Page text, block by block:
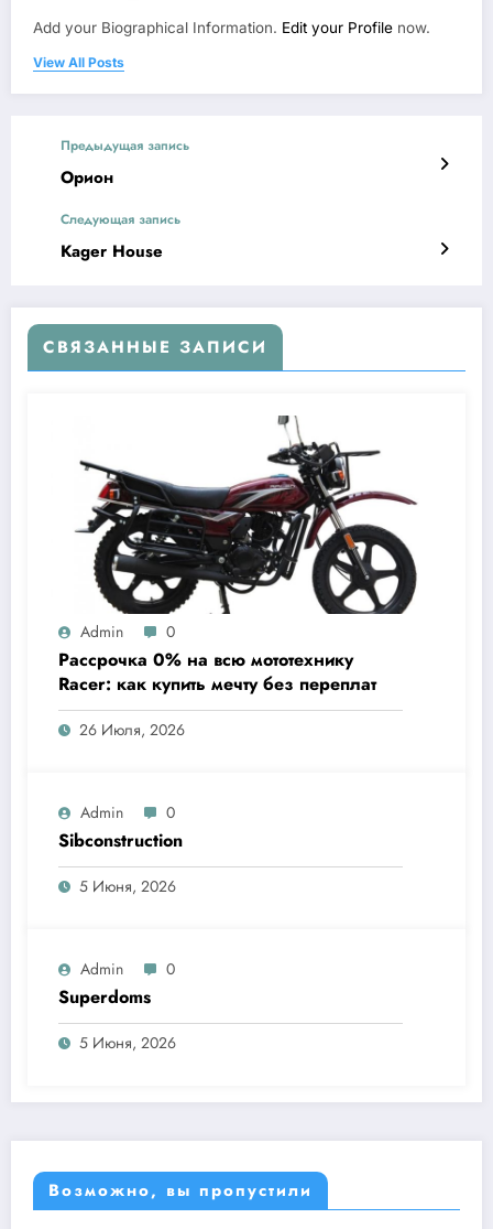
Add your Biographical Information. Edit your Profile now.
View All Posts
Предыдущая запись
Орион
Следующая запись
Kager House
СВЯЗАННЫЕ ЗАПИСИ
Admin 0
Рассрочка 0% на всю мототехнику
Racer: как купить мечту без переплат
26 Июля, 2026
Admin 0
Sibconstruction
5 Июня, 2026
Admin 0
Superdoms
5 Июня, 2026
Возможно, вы пропустили